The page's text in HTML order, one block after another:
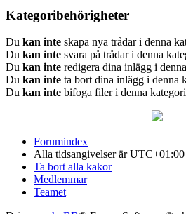
Kategoribehörigheter
Du kan inte skapa nya trådar i denna
Du kan inte svara på trådar i denna
Du kan inte redigera dina inlägg i
Du kan inte ta bort dina inlägg i denna
Du kan inte bifoga filer i denna kategori
Forumindex
Alla tidsangivelser är
Ta bort alla kakor
Medlemmar
Teamet